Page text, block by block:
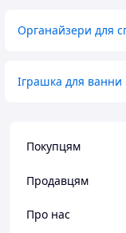
Органайзери для
Іграшка для ванни
Покупцям
Продавцям
Про нас